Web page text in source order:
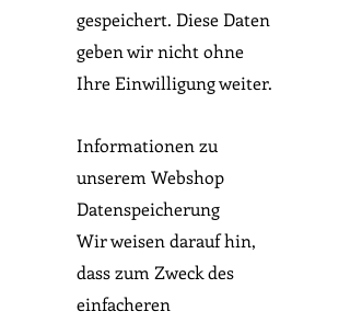
gespeichert. Diese Daten
geben wir nicht ohne
Ihre Einwilligung weiter.
Informationen zu
unserem Webshop
Datenspeicherung
Wir weisen darauf hin,
dass zum Zweck des
einfacheren